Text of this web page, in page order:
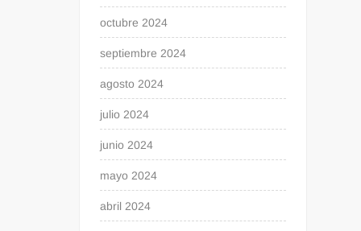
octubre 2024
septiembre 2024
agosto 2024
julio 2024
junio 2024
mayo 2024
abril 2024